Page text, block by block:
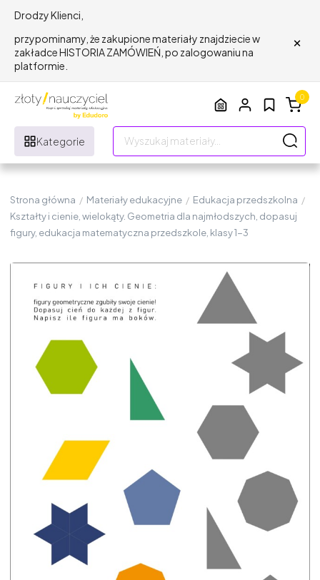
Drodzy Klienci,
przypominamy, że zakupione materiały znajdziecie w
zakładce HISTORIA ZAMÓWIEŃ, po zalogowaniu na
platformie.
×
Kategorie
0
Strona główna / Materiały edukacyjne / Edukacja przedszkolna /
Kształty i cienie, wielokąty. Geometria dla najmłodszych, dopasuj
figury, edukacja matematyczna przedszkole, klasy 1-3